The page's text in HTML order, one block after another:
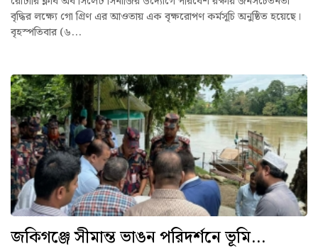
বৃদ্ধির লক্ষ্যে গো গ্রিণ এর আওতায় এক বৃক্ষরোপণ কর্মসূচি অনুষ্ঠিত হয়েছে।
বৃহস্পতিবার (৬...
জকিগঞ্জে সীমান্ত ভাঙন পরিদর্শনে ভূমি...